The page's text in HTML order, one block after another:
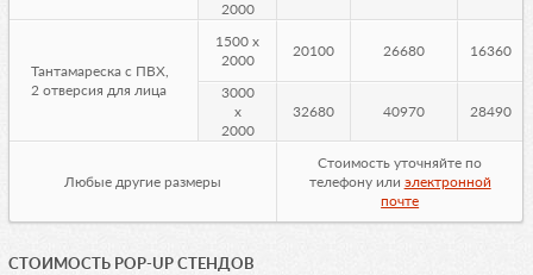
2000
Тантамареска с ПВХ,
2 отверсия для лица
1500 х
2000
20100 26680 16360
3000
х
2000
32680 40970 28490
Любые другие размеры
Стоимость уточняйте по
телефону или электронной
почте
СТОИМОСТЬ POP-UP СТЕНДОВ